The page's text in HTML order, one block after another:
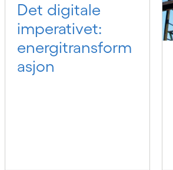
Det digitale
imperativet:
energitransform
asjon